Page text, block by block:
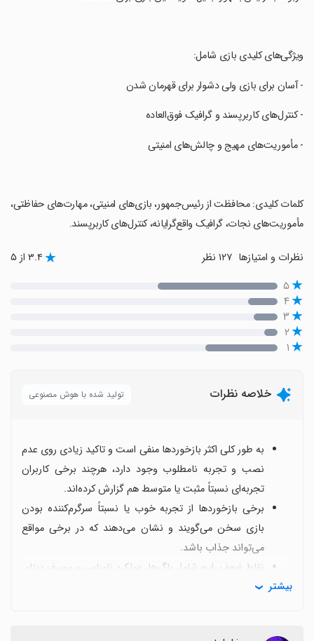
‏ویژگی‌های کلیدی بازی شامل:
‏- آسان برای بازی ولی دشوار برای قهرمان شدن
‏- کنترل‌های کاربرپسند و گرافیک فوق‌العاده
‏- مأموریت‌های مهیج و چالش‌های امنیتی
‏کلمات کلیدی: محافظت از رئیس‌جمهور، بازی‌های امنیتی، مهارت‌های حفاظتی،
مأموریت‌های نجات، گرافیک واقع‌گرایانه، کنترل‌های کاربرپسند.
نظرات و امتیازها ۳.۴ از ۵
۵
۴
۳
۲
۱
خلاصه نظرات تولید شده با هوش مصنوعی
به طور کلی اکثر بازخوردها منفی است و تاکید زیادی روی عدم
نصب و تجربه نامطلوب وجود دارد، هرچند برخی کاربران
تجربه‌ای نسبتاً مثبت یا متوسط هم گزارش کرده‌اند.
برخی بازخوردها از تجربه خوب یا نسبتاً سرگرم‌کننده بودن
بازی سخن می‌گویند و نشان می‌دهند که در برخی مواقع
می‌تواند جذاب باشد.
نقاط ضعف رایج شامل باگ‌ها، عملکرد نامناسب، مصرف دیتای
بالا و نیاز به بروزرسانی‌های مکرر است که بعضاً به عنوان بیشتر